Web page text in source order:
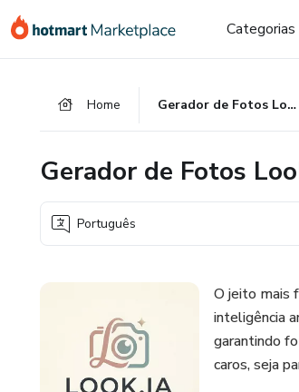
para
para
para
Categorias
Home Gerador de Fotos Look IA Studio
Gerador de Fotos
Português
O jeito mais
inteligência
garantindo
caros, seja